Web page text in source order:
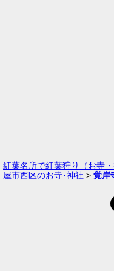
紅葉名所で紅葉狩り（お寺・
屋市西区のお寺･神社 > 覚岸